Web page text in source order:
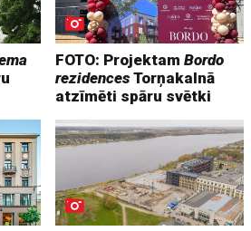
FOTO: ProjektamBordo
rezidencesTorņakalnā
atzīmēti spāru svētki